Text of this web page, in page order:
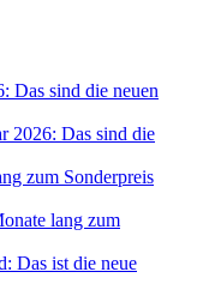
Das sind die neuen
2026: Das sind die
zum Sonderpreis
lang zum
Das ist die neue